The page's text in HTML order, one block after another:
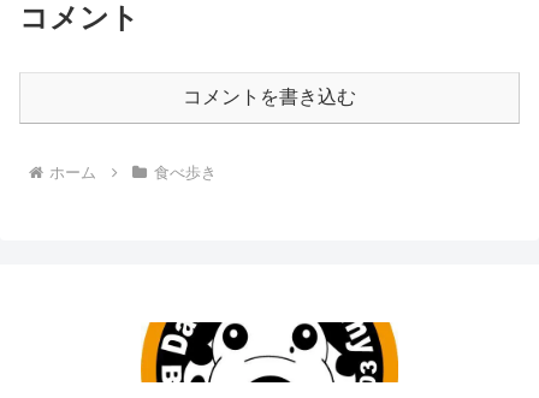
コメント
コメントを書き込む
ホーム 食べ歩き